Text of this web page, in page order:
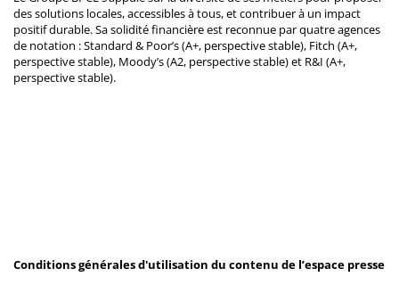
des solutions locales, accessibles à tous, et contribuer à un impact
positif durable. Sa solidité financière est reconnue par quatre agences
de notation : Standard & Poor’s (A+, perspective stable), Fitch (A+,
perspective stable), Moody’s (A2, perspective stable) et R&I (A+,
perspective stable).
Conditions générales d'utilisation du contenu de l’espace presse